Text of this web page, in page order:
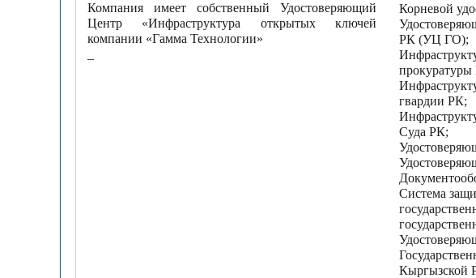
Компания имеет собственный Удостоверяющий
Центр «Инфраструктура открытых ключей
компании «Гамма Технологии»
Корневой
РК (УЦ ГО);
гвардии РК;
Суда РК;
Система
Кыргызской